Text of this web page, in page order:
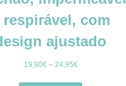
respirável, com
ajustado
19,90€– 24,95€